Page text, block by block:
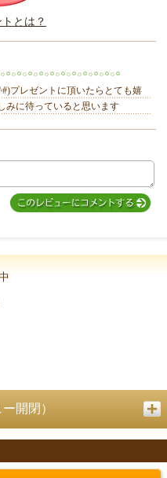
とは？
プレゼントに頂いたらとても嬉
みに待っていると思います
開閉）